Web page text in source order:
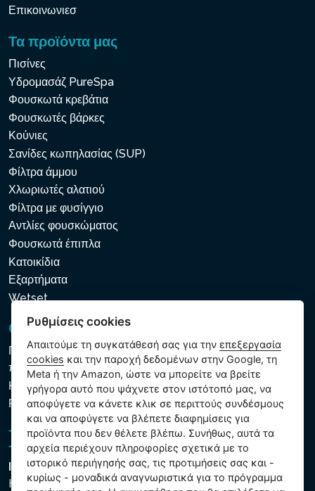
Επικοινωνιεσ
Τα προϊόντα μας
Πισίνες
Υδρομασάζ PureSpa
Φουσκωτά κρεβάτια
Φουσκωτές βάρκες
Κούνιες
Σανίδες κωπηλασίας (SUP)
Φίλτρα άμμου
Χλωριωτές αλατιού
Φίλτρα με φυσίγγιο
Αντλίες φουσκώματος
Φουσκωτά έπιπλα
Κατοικίδια
Εξαρτήματα
Wetset
GDPR και Cookies
Πολιτική προστασίας προσωπικών και λοιπών δεδομένων
που υποβάλλονται σε επεξεργασία
Κανόνες χρήσης των αρχείων cookie
Ρυθμίσεις cookies
Intex Trading, s.r.o.
Hradecká 2526/3
Ρυθμίσεις cookies
Απαιτούμε τη συγκατάθεσή σας για τηνεπεξεργασία
cookies και την παροχή δεδομένων στην Google, τη
Meta ή την Amazon, ώστε να μπορείτε να βρείτε
γρήγορα αυτό που ψάχνετε στον ιστότοπό μας, να
αποφύγετε να κάνετε κλικ σε περιττούς συνδέσμους
και να αποφύγετε να βλέπετε διαφημίσεις για
προϊόντα που δεν θέλετε βλέπω. Συνήθως, αυτά τα
αρχεία περιέχουν πληροφορίες σχετικά με το
ιστορικό περιήγησής σας, τις προτιμήσεις σας και -
κυρίως - μοναδικά αναγνωριστικά για το πρόγραμμα